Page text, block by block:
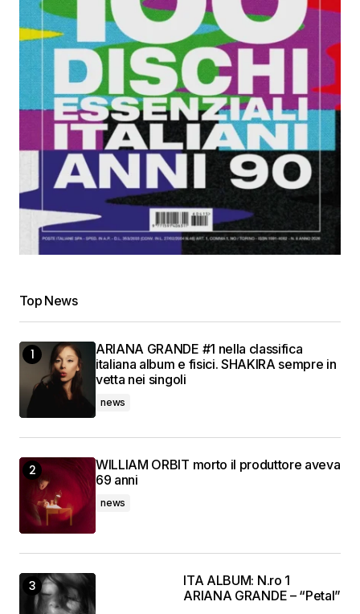
Top News
ARIANA GRANDE #1 nella classifica
italiana album e fisici. SHAKIRA sempre in
vetta nei singoli
news
WILLIAM ORBIT morto il produttore aveva
69 anni
news
ITA ALBUM: N.ro 1
ARIANA GRANDE – “Petal”